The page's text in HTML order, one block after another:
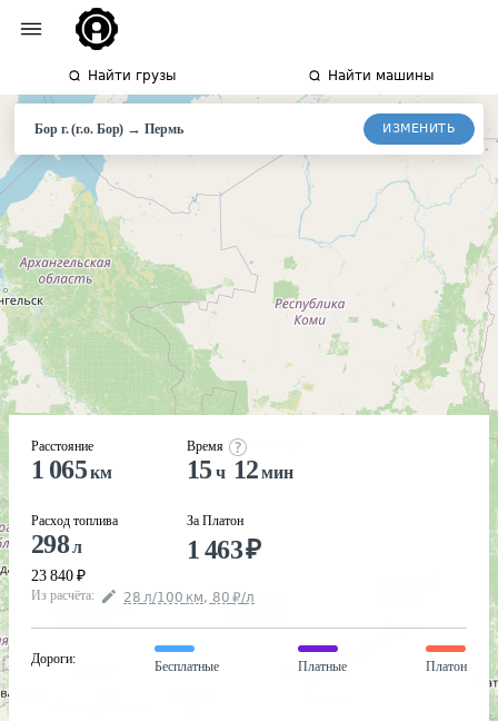
Найти грузы Найти машины
Бор г. (г.о. Бор) →Пермь ИЗМЕНИТЬ
Расстояние
1 065км
Расход топлива
298л
23 840 ₽
Время
15 ч 12 мин
За Платон
1 463₽
Из расчёта: 28 л/100 км, 80 ₽/л
Дороги:
Бесплатные Платные Платон